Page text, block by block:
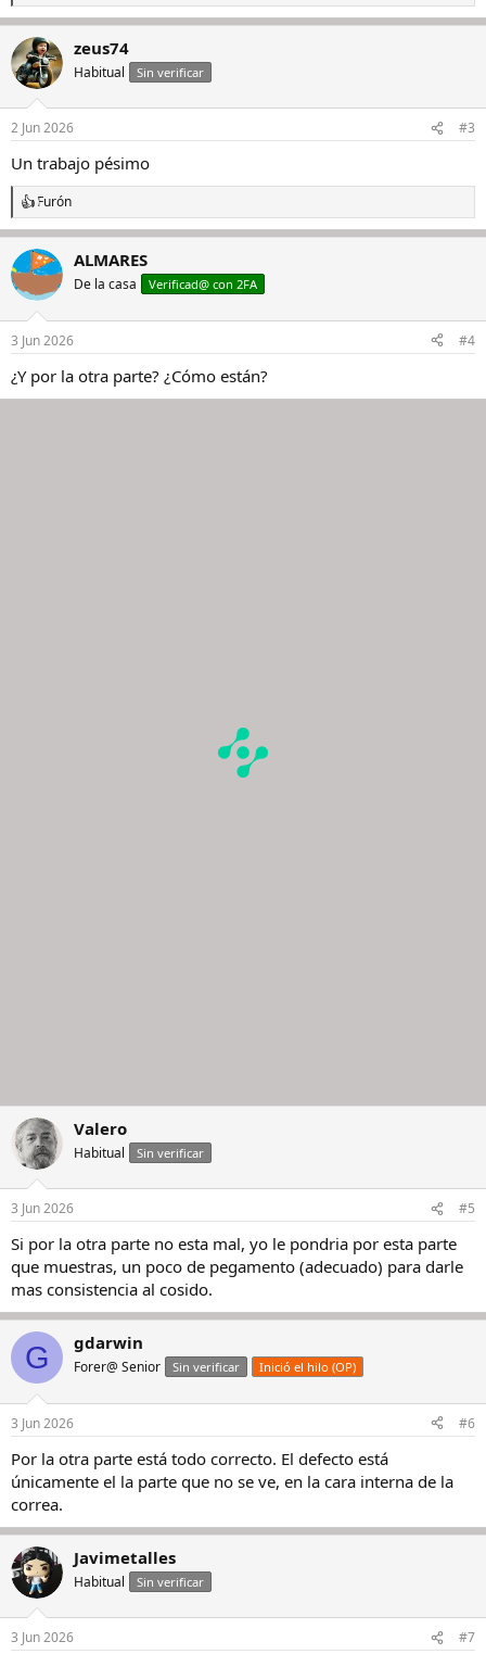
e
a
c
c
i
e
:
zeus74
Habitual Sin verificar
2 Jun 2026 #3
Un trabajo pésimo
R
e
c
c
i
e
:
Furón
ALMARES
De la casa Verificad@ con 2FA
3 Jun 2026 #4
¿Y por la otra parte? ¿Cómo están?
Valero
Habitual Sin verificar
3 Jun 2026 #5
Si por la otra parte no esta mal, yo le pondria por esta parte
que muestras, un poco de pegamento (adecuado) para darle
mas consistencia al cosido.
G gdarwin
Forer@ Senior Sin verificar Inició el hilo (OP)
3 Jun 2026 #6
Por la otra parte está todo correcto. El defecto está
únicamente el la parte que no se ve, en la cara interna de la
correa.
Javimetalles
Habitual Sin verificar
3 Jun 2026 #7